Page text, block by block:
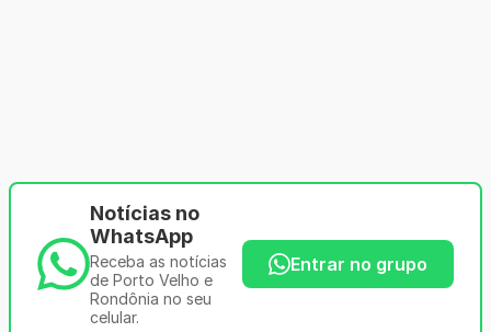
Notícias no
WhatsApp
Receba as notícias
de Porto Velho e
Rondônia no seu
celular.
Entrar no grupo